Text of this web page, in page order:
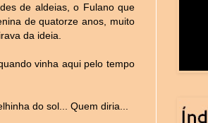
de aldeias, o Fulano que
de quatorze anos, muito
da ideia.
vinha aqui pelo tempo
do sol... Quem diria...